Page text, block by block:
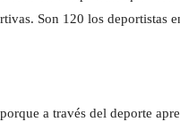
Son 120 los deportistas
a través del deporte